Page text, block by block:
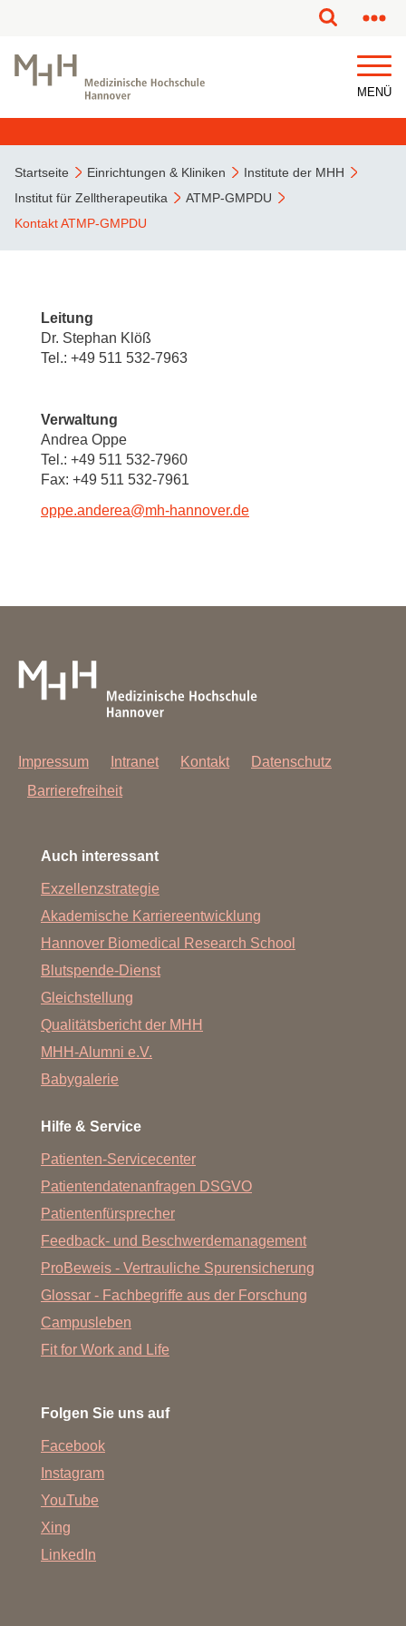
MENÜ
Startseite Einrichtungen & Kliniken
Institute der MHH
Institut für Zelltherapeutika
ATMP-GMPDU
Kontakt ATMP-GMPDU
Leitung
Dr. Stephan Klöß
Tel.: +49 511 532-7963
Verwaltung
Andrea Oppe
Tel.: +49 511 532-7960
Fax: +49 511 532-7961
oppe.anderea@mh-hannover.de
Impressum Intranet Kontakt
Datenschutz
Barrierefreiheit
Auch interessant
Exzellenzstrategie
Akademische Karriereentwicklung
Hannover Biomedical Research School
Blutspende-Dienst
Gleichstellung
Qualitätsbericht der MHH
MHH-Alumni e.V.
Babygalerie
Hilfe & Service
Patienten-Servicecenter
Patientendatenanfragen DSGVO
Patientenfürsprecher
Feedback- und Beschwerdemanagement
ProBeweis - Vertrauliche Spurensicherung
Glossar - Fachbegriffe aus der Forschung
Campusleben
Fit for Work and Life
Folgen Sie uns auf
Facebook
Instagram
YouTube
Xing
LinkedIn